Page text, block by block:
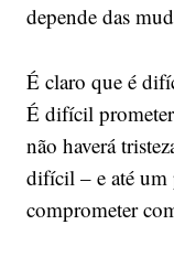
depende das
É claro que é
É difícil
não haverá
difícil – e até um
comprometer